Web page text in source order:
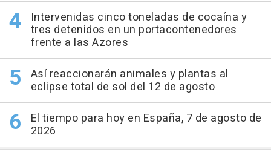
Intervenidas cinco toneladas de cocaína y
tres detenidos en un portacontenedores
frente a las Azores
Así reaccionarán animales y plantas al
eclipse total de sol del 12 de agosto
El tiempo para hoy en España, 7 de agosto de
2026